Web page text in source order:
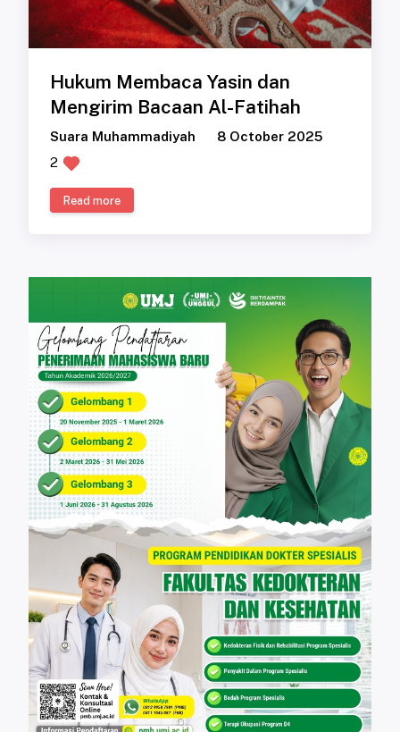
Hukum Membaca Yasin dan
Mengirim Bacaan Al-Fatihah
Suara Muhammadiyah
8 October 2025
2
Read more